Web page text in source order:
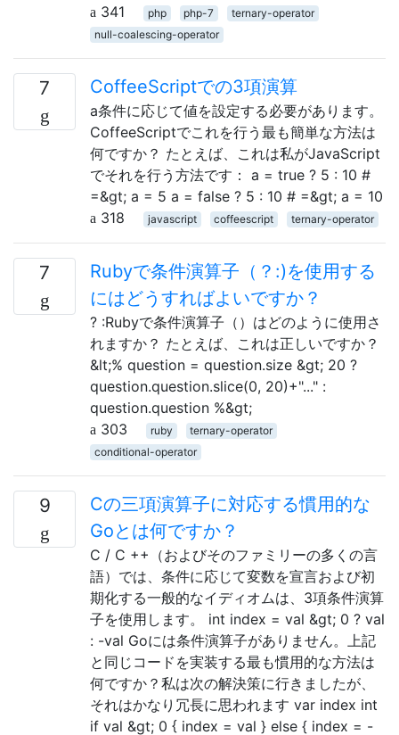
341
php php-7
ternary-operator
null-coalescing-operator
7 CoffeeScriptでの3項演算
a条件に応じて値を設定する必要があります。
CoffeeScriptでこれを行う最も簡単な方法は
何ですか？ たとえば、これは私がJavaScript
でそれを行う方法です： a = true ? 5 : 10 #
=&gt; a = 5 a = false ? 5 : 10 # =&gt; a = 10
318
javascript coffeescript ternary-operator
7
Rubyで条件演算子（？:)を使用する
にはどうすればよいですか？
? :Rubyで条件演算子（）はどのように使用さ
れますか？ たとえば、これは正しいですか？
&lt;% question = question.size &gt; 20 ?
question.question.slice(0, 20)+"..." :
question.question %&gt;
303
ruby
ternary-operator
conditional-operator
9
Cの三項演算子に対応する慣用的な
Goとは何ですか？
C / C ++（およびそのファミリーの多くの言
語）では、条件に応じて変数を宣言および初
期化する一般的なイディオムは、3項条件演算
子を使用します。 int index = val &gt; 0 ? val
: -val Goには条件演算子がありません。上記
と同じコードを実装する最も慣用的な方法は
何ですか？私は次の解決策に行きましたが、
それはかなり冗長に思われます var index int
if val &gt; 0 { index = val } else { index = -